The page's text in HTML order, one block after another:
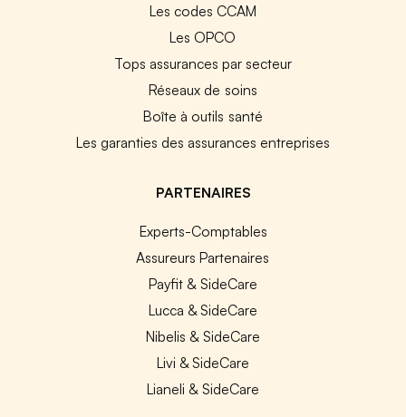
Les codes CCAM
Les OPCO
Tops assurances par secteur
Réseaux de soins
Boîte à outils santé
Les garanties des assurances entreprises
PARTENAIRES
Experts-Comptables
Assureurs Partenaires
Payfit & SideCare
Lucca & SideCare
Nibelis & SideCare
Livi & SideCare
Lianeli & SideCare